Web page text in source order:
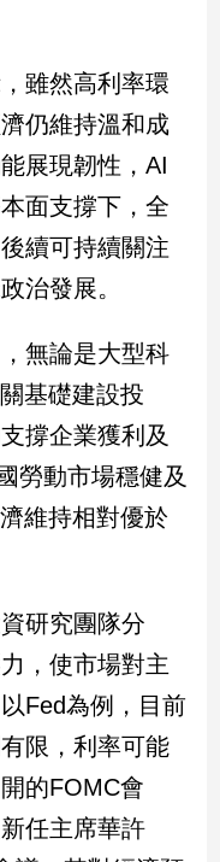
雖然高利率環
仍維持溫和成
展現韌性，AI
面支撐下，全
續可持續關注
治發展。
無論是大型科
基礎建設投
撐企業獲利及
勞動市場穩健及
維持相對優於
研究團隊分
，使市場對主
Fed為例，目前
限，利率可能
的FOMC會
任主席華許